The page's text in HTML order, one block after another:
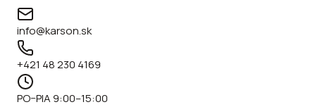
info@karson.sk
+421 48 230 4169
PO–PIA 9:00–15:00